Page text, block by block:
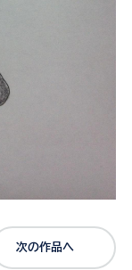
次の作品へ